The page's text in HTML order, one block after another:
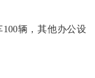
辆，其他办公设